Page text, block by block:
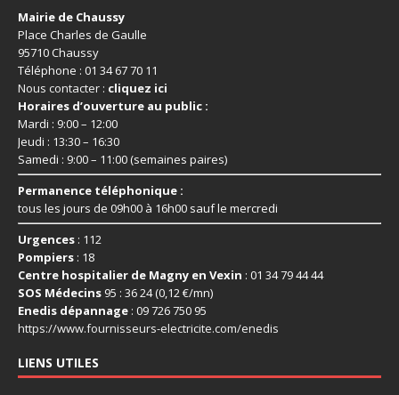
Mairie de Chaussy
Place Charles de Gaulle
95710 Chaussy
Téléphone : 01 34 67 70 11
Nous contacter : cliquez ici
Horaires d’ouverture au public :
Mardi : 9:00 – 12:00
Jeudi : 13:30 – 16:30
Samedi : 9:00 – 11:00 (semaines paires)
Permanence téléphonique :
tous les jours de 09h00 à 16h00 sauf le mercredi
Urgences : 112
Pompiers : 18
Centre hospitalier de Magny en Vexin : 01 34 79 44 44
SOS Médecins 95 : 36 24 (0,12 €/mn)
Enedis dépannage : 09 726 750 95
https://www.fournisseurs-electricite.com/enedis
LIENS UTILES